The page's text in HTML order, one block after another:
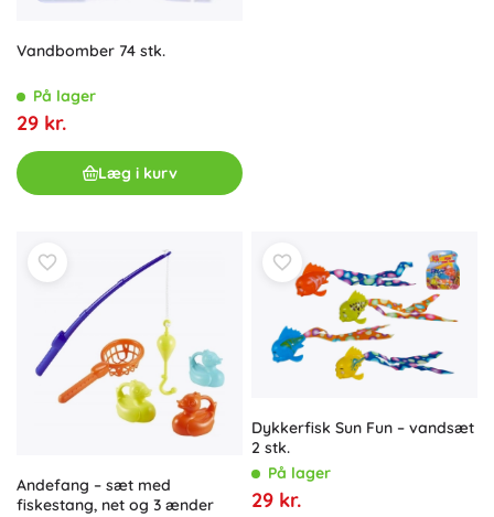
Vandbomber 74 stk.
På lager
29 kr.
Læg i kurv
Andefang – sæt med
fiskestang, net og 3 ænder
Dykkerfisk Sun Fun – vandsæt
2 stk.
På lager
29 kr.